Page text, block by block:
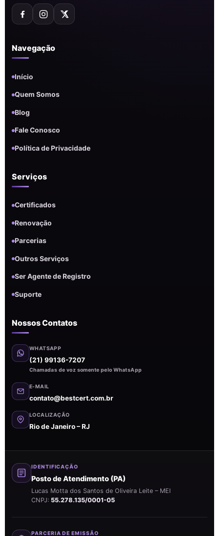
Navegação
Início
Quem Somos
Blog
Fale Conosco
Política de Privacidade
Serviços
Certificados
Renovação
Parcerias
Outros Serviços
Ser Agente de Registro
Suporte
Nossos Contatos
WHATSAPP
(21) 99136-7207
Chamadas de voz somente pelo WhatsApp
E-MAIL
contato@bestcert.com.br
LOCALIZAÇÃO
Rio de Janeiro – RJ
IDENTIFICAÇÃO
Posto de Atendimento (PA)
Lucas Motta dos Santos de Oliveira Leite – MEI
CNPJ: 55.278.135/0001-05
PARCERIA DE EMISSÃO